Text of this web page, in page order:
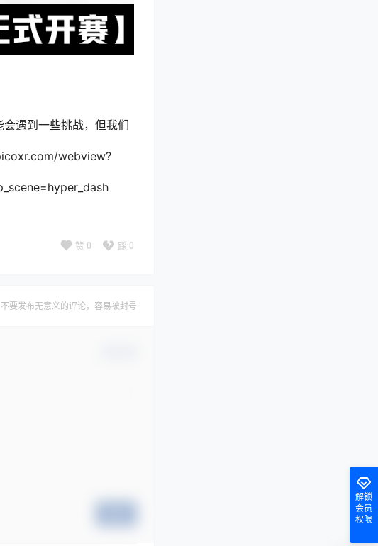
遇到一些挑战，但我们
webview?
赞 0 踩 0
不要发布无意义的评论，容易被封号
解锁
会员
权限